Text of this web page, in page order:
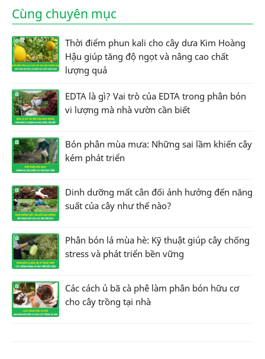
Cùng chuyên mục
Thời điểm phun kali cho cây dưa Kim Hoàng
Hậu giúp tăng độ ngọt và nâng cao chất
lượng quả
EDTA là gì? Vai trò của EDTA trong phân bón
vi lượng mà nhà vườn cần biết
Bón phân mùa mưa: Những sai lầm khiến cây
kém phát triển
Dinh dưỡng mất cân đối ảnh hưởng đến năng
suất của cây như thế nào?
Phân bón lá mùa hè: Kỹ thuật giúp cây chống
stress và phát triển bền vững
Các cách ủ bã cà phê làm phân bón hữu cơ
cho cây trồng tại nhà